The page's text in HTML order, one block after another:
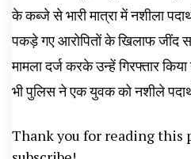
के कब्जे से भारी मात्रा में नशीला
पकड़े गए आरोपितों के खिलाफ जींद
मामला दर्ज करके उन्हें गिरफ्तार
भी पुलिस ने एक युवक को नशीले
Thank you for reading this